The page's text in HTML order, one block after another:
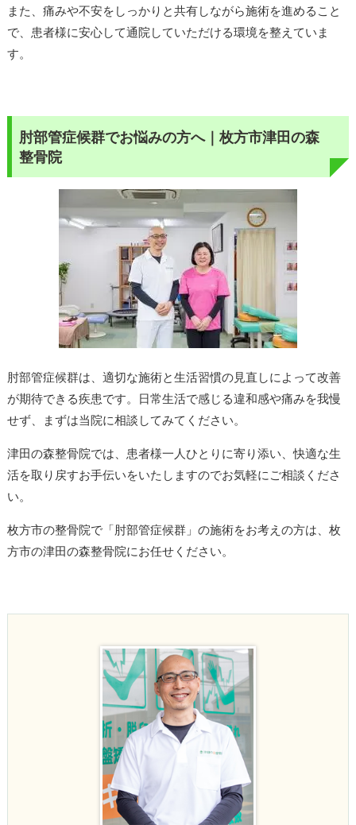
また、痛みや不安をしっかりと共有しながら施術を進めること
で、患者様に安心して通院していただける環境を整えていま
す。
肘部管症候群でお悩みの方へ｜枚方市津田の森
整骨院
肘部管症候群は、適切な施術と生活習慣の見直しによって改善
が期待できる疾患です。日常生活で感じる違和感や痛みを我慢
せず、まずは当院に相談してみてください。
津田の森整骨院では、患者様一人ひとりに寄り添い、快適な生
活を取り戻すお手伝いをいたしますのでお気軽にご相談くださ
い。
枚方市の整骨院で「肘部管症候群」の施術をお考えの方は、枚
方市の津田の森整骨院にお任せください。